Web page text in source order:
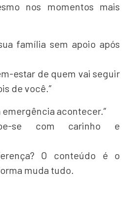
nos momentos mais
família sem apoio após
estar de quem vai seguir
de você.”
emergência acontecer.”
se com carinho e
O conteúdo é o
muda tudo.